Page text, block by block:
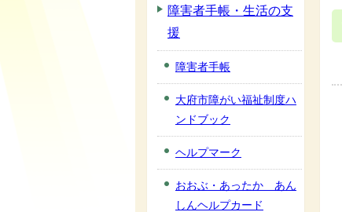
障害者手帳・生活の支
援
障害者手帳
大府市障がい福祉制度ハ
ンドブック
ヘルプマーク
おおぶ・あったか あん
しんヘルプカード